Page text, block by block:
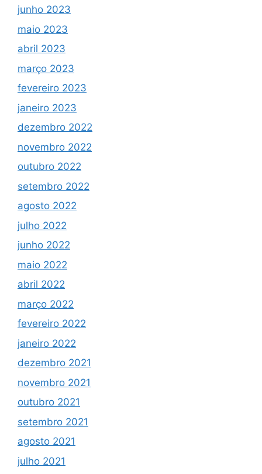
junho 2023
maio 2023
abril 2023
março 2023
fevereiro 2023
janeiro 2023
dezembro 2022
novembro 2022
outubro 2022
setembro 2022
agosto 2022
julho 2022
junho 2022
maio 2022
abril 2022
março 2022
fevereiro 2022
janeiro 2022
dezembro 2021
novembro 2021
outubro 2021
setembro 2021
agosto 2021
julho 2021